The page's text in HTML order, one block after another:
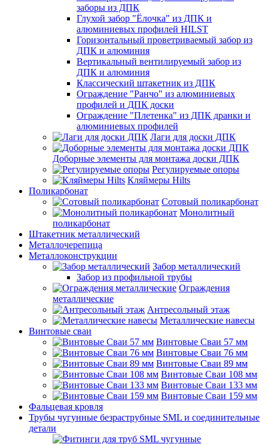
заборы из ДПК
Глухой забор "Ёлочка" из ДПК и
алюминиевых профилей HILST
Горизонтальный проветриваемый забор из
ДПК и алюминия
Вертикальный вентилируемый забор из
ДПК и алюминия
Классический штакетник из ДПК
Ограждение "Ранчо" из алюминиевых
профилей и ДПК доски
Ограждение "Плетенка" из ДПК дранки и
алюминиевых профилей
Лаги для доски ДПК
Доборные элементы для монтажа доски ДПК
Регулируемые опоры
Кляймеры Hilts
Поликарбонат
Сотовый поликарбонат
Монолитный
поликарбонат
Штакетник металлический
Металлочерепица
Металлоконструкции
Забор металлический
Забор из профильной трубы
Ограждения
металлические
Антресольный этаж
Металлические навесы
Винтовые сваи
Винтовые Сваи 57 мм
Винтовые Сваи 76 мм
Винтовые Сваи 89 мм
Винтовые Сваи 108 мм
Винтовые Сваи 133 мм
Винтовые Сваи 159 мм
Фальцевая кровля
Трубы чугунные безраструбные SML и соединительные
детали